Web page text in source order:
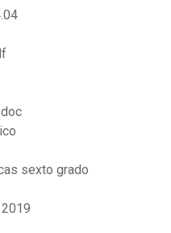
sexto grado